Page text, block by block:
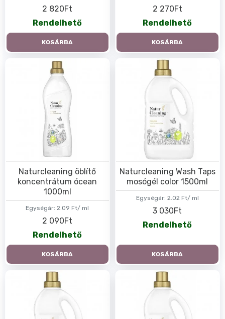
2 820Ft
Rendelhető
KOSÁRBA
2 270Ft
Rendelhető
KOSÁRBA
Egységár: 2.09 Ft/ ml
Naturcleaning öblítő
koncentrátum ócean
1000ml
2 090Ft
Rendelhető
KOSÁRBA
Egységár: 2.02 Ft/ ml
Naturcleaning Wash Taps
mosógél color 1500ml
3 030Ft
Rendelhető
KOSÁRBA